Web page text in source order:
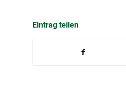
Eintrag teilen